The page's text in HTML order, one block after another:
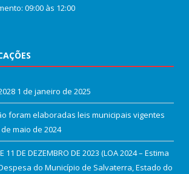
09:00 às 12:00
1 de janeiro de 2025
foram elaboradas leis municipais vigentes
de maio de 2024
11 DE DEZEMBRO DE 2023 (LOA 2024 – Estima
do Município de Salvaterra, Estado do